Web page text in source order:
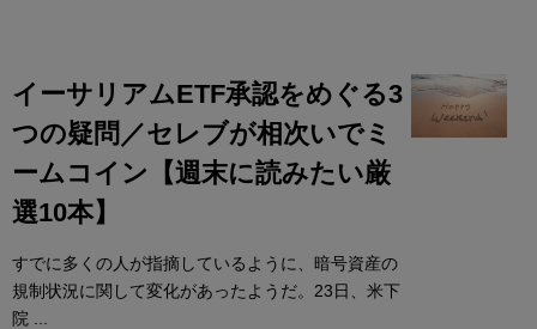
イーサリアムETF承認をめぐる3
つの疑問／セレブが相次いでミ
ームコイン【週末に読みたい厳
選10本】
すでに多くの人が指摘しているように、暗号資産の
規制状況に関して変化があったようだ。23日、米下
院 ...